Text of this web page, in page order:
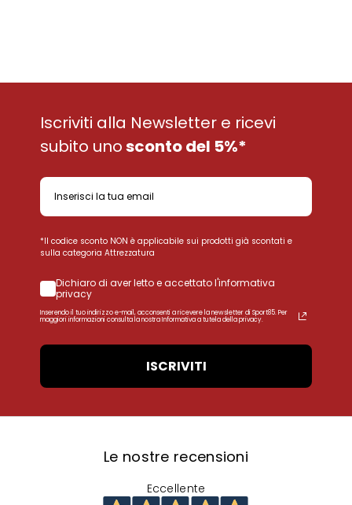
Iscriviti alla Newsletter e ricevi
subito unosconto del 5%*
*Il codice sconto NON è applicabile sui prodotti già scontati e
sulla categoria Attrezzatura
Dichiaro di aver letto e accettato l'informativa
privacy
Inserendo il tuo indirizzo e-mail, acconsenti a ricevere la newsletter di Sport85. Per
maggiori informazioni consulta la nostra Informativa a tutela della privacy.
ISCRIVITI
Le nostre recensioni
Eccellente